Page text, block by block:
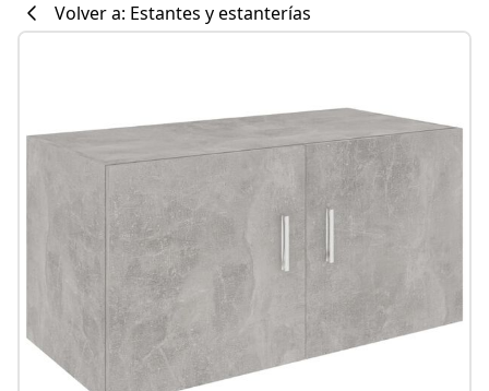
#sharemevidaxl
Volver a: Estantes y estanterías